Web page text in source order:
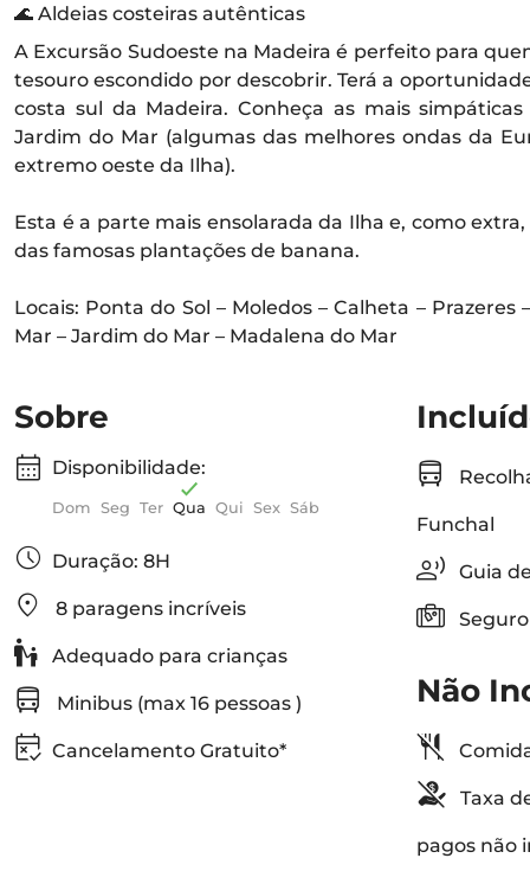
🌊 Aldeias costeiras autênticas
A Excursão Sudoeste na Madeira é perfeito para
tesouro escondido por descobrir. Terá a
costa sul da Madeira. Conheça as mais
Jardim do Mar (algumas das melhores ondas da
extremo oeste da Ilha).
Esta é a parte mais ensolarada da Ilha e, como
das famosas plantações de banana.
Locais: Ponta do Sol – Moledos – Calheta –
Mar – Jardim do Mar – Madalena do Mar
Sobre
Disponibilidade:
Dom Seg Ter Qua Qui Sex Sáb
Duração: 8H
8 paragens incríveis
Adequado para crianças
Minibus (max 16 pessoas )
Cancelamento Gratuito*
Funchal
Guia
Seguro
Não
Taxa
pagos não